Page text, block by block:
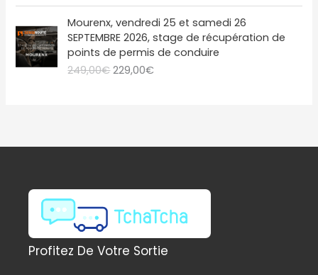
€
.9
,
0
0
0
€
.
Mourenx, vendredi 25 et samedi 26
SEPTEMBRE 2026, stage de récupération de
points de permis de conduire
249,00€
e
p
r
i
t
l
é
a
i
229,00€
L
e
p
r
u
e
s
t
:
Profitez De Votre Sortie